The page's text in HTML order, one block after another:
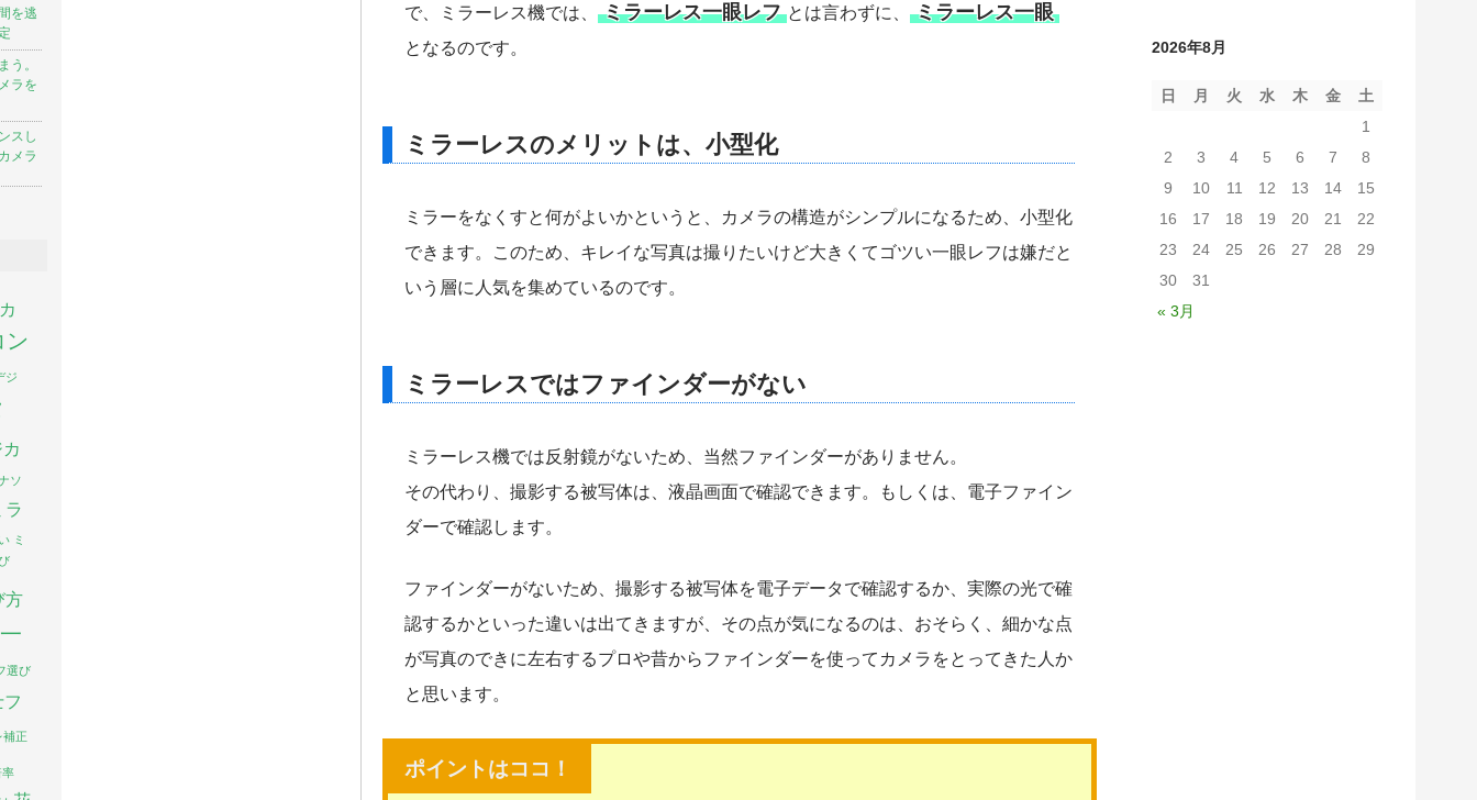
で、ミラーレス機では、
ミラーレス一眼レフ とは言わずに、 ミラーレス一眼
となるのです。
ミラーレスのメリットは、小型化
ミラーをなくすと何がよいかというと、カメラの構造がシンプルになるため、小型化
できます。このため、キレイな写真は撮りたいけど大きくてゴツい一眼レフは嫌だと
いう層に人気を集めているのです。
ミラーレスではファインダーがない
ミラーレス機では反射鏡がないため、当然ファインダーがありません。
その代わり、撮影する被写体は、液晶画面で確認できます。もしくは、電子ファイン
ダーで確認します。
ファインダーがないため、撮影する被写体を電子データで確認するか、実際の光で確
認するかといった違いは出てきますが、その点が気になるのは、おそらく、細かな点
が写真のできに左右するプロや昔からファインダーを使ってカメラをとってきた人か
と思います。
2026年8月
日 月 火 水 木 金 土
« 3月
1
2
3 4 5 6 7
8
9
10 11 12 13 14
15
16
17 18 19 20 21
22
23
24 25 26 27 28
29
30
31
を逃
う。
ラを
スし
メラ
カ
ン
ジ
ソ
ラ
ミ
方
一
選び
補正
率